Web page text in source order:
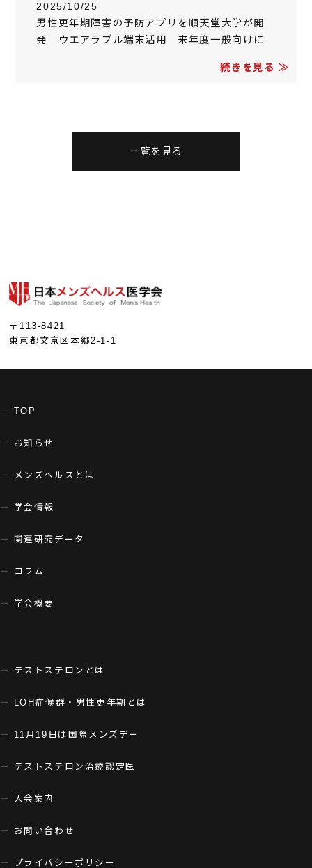
2025/10/25
男性更年期障害の予防アプリを順天堂大学が開
発 ウエアラブル端末活用 来年度一般向けに
続きを見る ≫
一覧を見る
〒113-8421
東京都文京区本郷2-1-1
TOP
お知らせ
メンズヘルスとは
学会情報
関連研究データ
コラム
学会概要
テストステロンとは
LOH症候群・男性更年期とは
11月19日は国際メンズデー
テストステロン治療認定医
入会案内
お問い合わせ
プライバシーポリシー